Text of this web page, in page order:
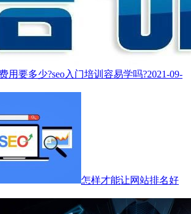
用要多少?seo入门培训容易学吗?2021-09-
怎样才能让网站排名好